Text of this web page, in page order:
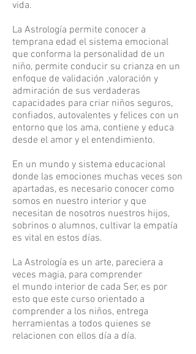
vida.
La Astrología permite conocer a
temprana edad el sistema emocional
que conforma la personalidad de un
niño, permite conducir su crianza en un
enfoque de validación ,valoración y
admiración de sus verdaderas
capacidades para criar niños seguros,
confiados, autovalentes y felices con un
entorno que los ama, contiene y educa
desde el amor y el entendimiento.
En un mundo y sistema educacional
donde las emociones muchas veces son
apartadas, es necesario conocer como
somos en nuestro interior y que
necesitan de nosotros nuestros hijos,
sobrinos o alumnos, cultivar la empatía
es vital en estos días.
La Astrología es un arte, pareciera a
veces magia, para comprender
el mundo interior de cada Ser, es por
esto que este curso orientado a
comprender a los niños, entrega
herramientas a todos quienes se
relacionen con ellos día a día.